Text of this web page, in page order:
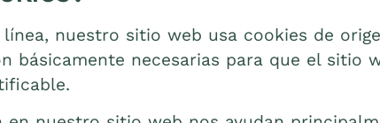
nuestro sitio web usa cookies de
básicamente necesarias para que el sitio